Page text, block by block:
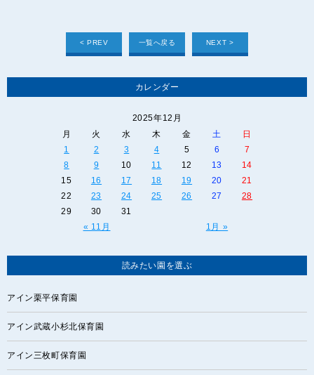
< PREV 一覧へ戻る NEXT >
カレンダー
2025年12月
月
火 水 木 金 土 日
« 11月 1月 »
1 2 3 4 5 6
7
8
9 10 11 12 13
14
15
16 17 18 19 20
21
22
23 24 25 26 27
28
29
30 31
読みたい園を選ぶ
アイン栗平保育園
アイン武蔵小杉北保育園
アイン三枚町保育園